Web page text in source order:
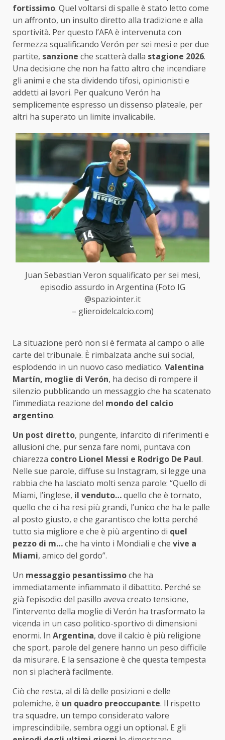
fortissimo. Quel voltarsi di spalle è stato letto come
un affronto, un insulto diretto alla tradizione e alla
sportività. Per questo l’AFA è intervenuta con
fermezza squalificando Verón per sei mesi e per due
partite, sanzione che scatterà dalla stagione 2026.
Una decisione che non ha fatto altro che incendiare
gli animi e che sta dividendo tifosi, opinionisti e
addetti ai lavori. Per qualcuno Verón ha
semplicemente espresso un dissenso plateale, per
altri ha superato un limite invalicabile.
Juan Sebastian Veron squalificato per sei mesi,
episodio assurdo in Argentina (Foto IG
@spaziointer.it
– glieroidelcalcio.com)
La situazione però non si è fermata al campo o alle
carte del tribunale. È rimbalzata anche sui social,
esplodendo in un nuovo caso mediatico. Valentina
Martín, moglie di Verón, ha deciso di rompere il
silenzio pubblicando un messaggio che ha scatenato
l’immediata reazione del mondo del calcio
argentino.
Un post diretto, pungente, infarcito di riferimenti e
allusioni che, pur senza fare nomi, puntava con
chiarezza contro Lionel Messi e Rodrigo De Paul.
Nelle sue parole, diffuse su Instagram, si legge una
rabbia che ha lasciato molti senza parole: “Quello di
Miami, l’inglese, il venduto…quello che è tornato,
quello che ci ha resi più grandi, l’unico che ha le palle
al posto giusto, e che garantisco che lotta perché
tutto sia migliore e che è più argentino di quel
pezzo di m…che ha vinto i Mondiali e che vive a
Miami, amico del gordo”.
Un messaggio pesantissimoche ha
immediatamente infiammato il dibattito. Perché se
già l’episodio del pasillo aveva creato tensione,
l’intervento della moglie di Verón ha trasformato la
vicenda in un caso politico-sportivo di dimensioni
enormi. In Argentina, dove il calcio è più religione
che sport, parole del genere hanno un peso difficile
da misurare. E la sensazione è che questa tempesta
non si placherà facilmente.
Ciò che resta, al di là delle posizioni e delle
polemiche, è un quadro preoccupante. Il rispetto
tra squadre, un tempo considerato valore
imprescindibile, sembra oggi un optional. E gli